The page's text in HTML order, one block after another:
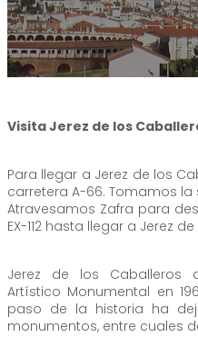
Visita Jerez de los
Para llegar a Jerez de los
carretera A-66. Tomamos la
Atravesamos Zafra para
EX-112 hasta llegar a Jerez
Jerez de los Caballeros
Artístico Monumental en
paso de la historia ha
monumentos, entre cuales